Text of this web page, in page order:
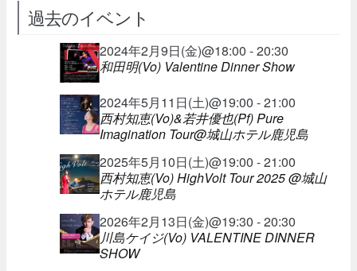
過去のイベント
2024年2月9日(金)@18:00 - 20:30
和田明(Vo) Valentine Dinner Show
2024年5月11日(土)@19:00 - 21:00
西村知恵(Vo)&若井優也(Pf) Pure
Imagination Tour@城山ホテル鹿児島
2025年5月10日(土)@19:00 - 21:00
西村知恵(Vo) HighVolt Tour 2025 @城山
ホテル鹿児島
2026年2月13日(金)@19:30 - 20:30
川島ケイジ(Vo) VALENTINE DINNER
SHOW